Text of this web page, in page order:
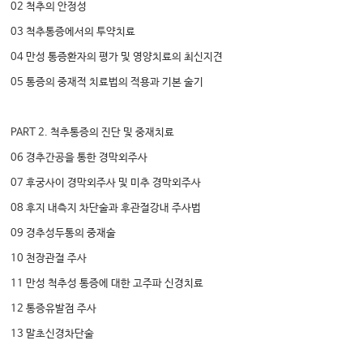
02 척추의 안정성
03 척추통증에서의 투약치료
04 만성 통증환자의 평가 및 영양치료의 최신지견
05 통증의 중재적 치료법의 적용과 기본 술기
PART 2. 척추통증의 진단 및 중재치료
06 경추간공을 통한 경막외주사
07 후궁사이 경막외주사 및 미추 경막외주사
08 후지 내측지 차단술과 후관절강내 주사법
09 경추성두통의 중재술
10 천장관절 주사
11 만성 척추성 통증에 대한 고주파 신경치료
12 통증유발점 주사
13 말초신경차단술